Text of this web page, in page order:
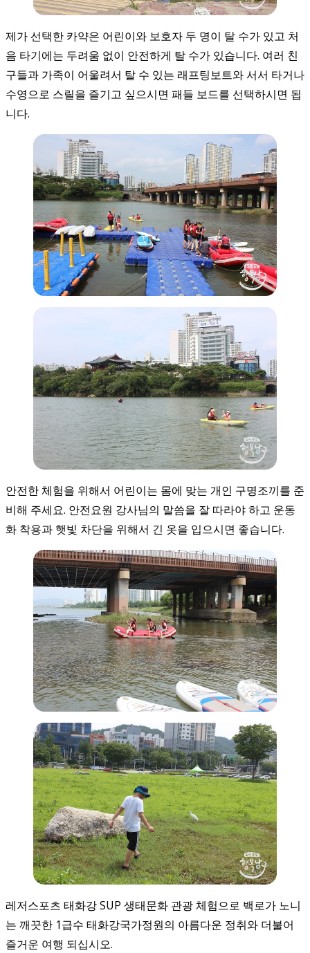
제가 선택한 카약은 어린이와 보호자 두 명이 탈 수가 있고 처
음 타기에는 두려움 없이 안전하게 탈 수가 있습니다. 여러 친
구들과 가족이 어울려서 탈 수 있는 래프팅보트와 서서 타거나
수영으로 스릴을 즐기고 싶으시면 패들 보드를 선택하시면 됩
니다.
안전한 체험을 위해서 어린이는 몸에 맞는 개인 구명조끼를 준
비해 주세요. 안전요원 강사님의 말씀을 잘 따라야 하고 운동
화 착용과 햇빛 차단을 위해서 긴 옷을 입으시면 좋습니다.
레저스포츠 태화강 SUP 생태문화 관광 체험으로 백로가 노니
는 깨끗한 1급수 태화강국가정원의 아름다운 정취와 더불어
즐거운 여행 되십시오.